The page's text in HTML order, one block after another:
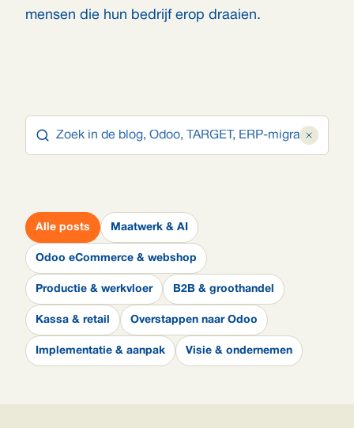
mensen die hun bedrijf erop draaien.
Alle posts Maatwerk & AI
Odoo eCommerce & webshop
Productie & werkvloer B2B & groothandel
Kassa & retail Overstappen naar Odoo
Implementatie & aanpak Visie & ondernemen